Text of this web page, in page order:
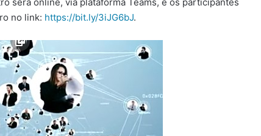
no link: https://bit.ly/3iJG6bJ.